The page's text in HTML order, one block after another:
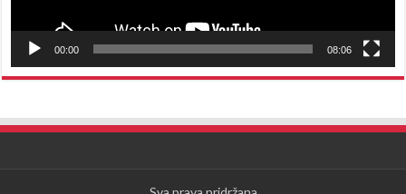
00:00 08:06